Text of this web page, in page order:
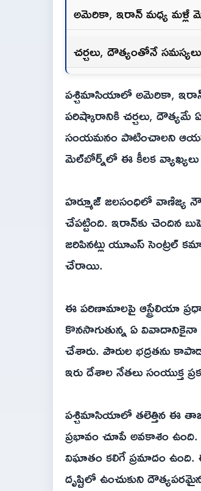
అమెరికా, ఇరాన్ మధ్య మళ్లీ
చర్చలు, దౌత్యంతోనే
పశ్చిమాసియాలో అమెరికా, ఇరాన్
పరిష్కారానికి చర్చలు, దౌత్యమే
సంయమనం పాటించాలని ఆయన
మెల్‌బోర్న్‌లో ఈ కీలక
హర్మూజ్ జలసంధిలో వాణిజ్య
చేపట్టింది. ఇరాన్‌కు చెందిన
జరిపినట్లు యూఎస్ సెంట్రల్
చేరాయి.
ఈ పరిణామాలపై ఆస్ట్రేలియా
కొనసాగుతున్న ఏ వివాదానికైనా
చేశారు. పౌరుల భద్రతను
ఇరు దేశాల నేతలు సంయుక్త
పశ్చిమాసియాలో తలెత్తిన ఈ తాజా
ప్రభావం చూపే అవకాశం
విఘాతం కలిగే ప్రమాదం
దృష్టిలో ఉంచుకుని